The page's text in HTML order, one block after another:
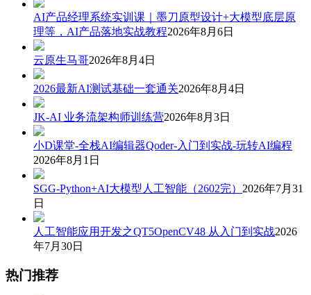
AI产品经理系统实训课｜墨刀原型设计+大模型底层原
理等，AI产品落地实战教程2026年8月6日
云原生马哥2026年8月4日
2026最新AI测试基础一套通关2026年8月4日
JK-AI 业务流架构师训练营2026年8月3日
小D课堂-全栈AI编辑器Qoder-入门到实战-玩转AI编程
2026年8月1日
SGG-Python+AI大模型人工智能（2602完） 2026年7月31
日
人工智能应用开发之QT5OpenCV48 从入门到实战2026
年7月30日
热门推荐